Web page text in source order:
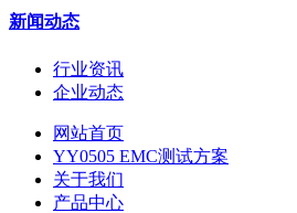
新闻动态
行业资讯
企业动态
网站首页
YY0505 EMC测试方案
关于我们
产品中心